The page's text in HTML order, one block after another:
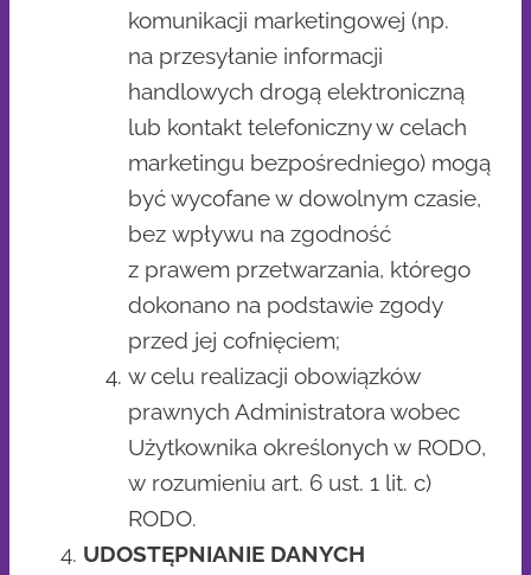
komunikacji marketingowej (np.
na przesyłanie informacji
handlowych drogą elektroniczną
lub kontakt telefoniczny w celach
marketingu bezpośredniego) mogą
być wycofane w dowolnym czasie,
bez wpływu na zgodność
z prawem przetwarzania, którego
dokonano na podstawie zgody
przed jej cofnięciem;
w celu realizacji obowiązków
prawnych Administratora wobec
Użytkownika określonych w RODO,
w rozumieniu art. 6 ust. 1 lit. c)
RODO.
UDOSTĘPNIANIE DANYCH